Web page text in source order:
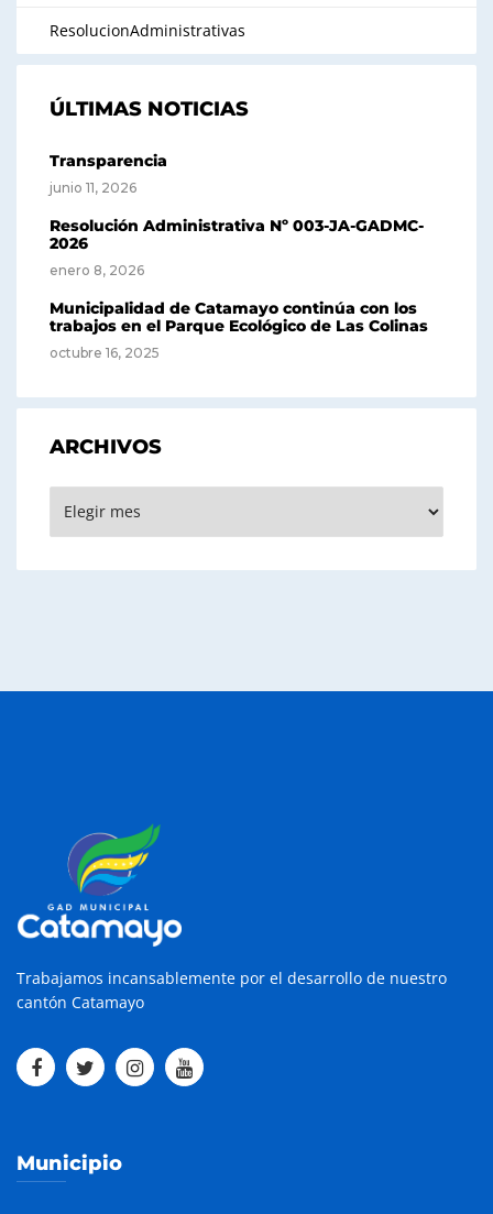
ResolucionAdministrativas
ÚLTIMAS NOTICIAS
Transparencia
junio 11, 2026
Resolución Administrativa Nº 003-JA-GADMC-
2026
enero 8, 2026
Municipalidad de Catamayo continúa con los
trabajos en el Parque Ecológico de Las Colinas
octubre 16, 2025
ARCHIVOS
Trabajamos incansablemente por el desarrollo de nuestro
cantón Catamayo
Municipio